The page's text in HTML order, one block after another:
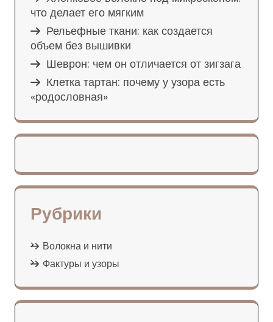
что делает его мягким
Рельефные ткани: как создается
объем без вышивки
Шеврон: чем он отличается от зигзага
Клетка тартан: почему у узора есть
«родословная»
Рубрики
Волокна и нити
Фактуры и узоры